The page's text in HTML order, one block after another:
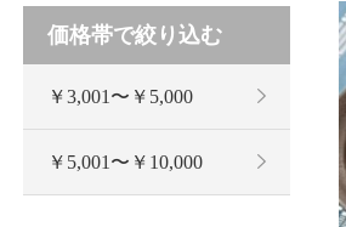
価格帯で絞り込む
￥3,001〜￥5,000
￥5,001〜￥10,000